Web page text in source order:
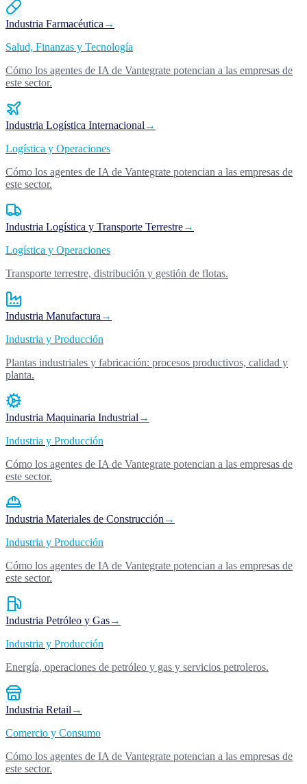
Industria Farmacéutica →
Salud, Finanzas y Tecnología
Cómo los agentes de IA de Vantegrate potencian a las empresas de
este sector.
Industria Logística Internacional →
Logística y Operaciones
Cómo los agentes de IA de Vantegrate potencian a las empresas de
este sector.
Industria Logística y Transporte Terrestre→
Logística y Operaciones
Transporte terrestre, distribución y gestión de flotas.
Industria Manufactura →
Industria y Producción
Plantas industriales y fabricación: procesos productivos, calidad y
planta.
Industria Maquinaria Industrial →
Industria y Producción
Cómo los agentes de IA de Vantegrate potencian a las empresas de
este sector.
Industria Materiales de Construcción →
Industria y Producción
Cómo los agentes de IA de Vantegrate potencian a las empresas de
este sector.
Industria Petróleo y Gas→
Industria y Producción
Energía, operaciones de petróleo y gas y servicios petroleros.
Industria Retail →
Comercio y Consumo
Cómo los agentes de IA de Vantegrate potencian a las empresas de
este sector.